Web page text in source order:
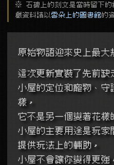
※ 石碑上的刻文是當時留下的
戲資料請以 雲朵上的圖書館的
原始物語迎來史上最大
這次更新實裝了先前缺
小屋的定位和寵物、守
樣，
它不是另一個變著花樣
小屋的主要用途是玩家
提供玩法上的輔助，
小屋不會讓你變得更